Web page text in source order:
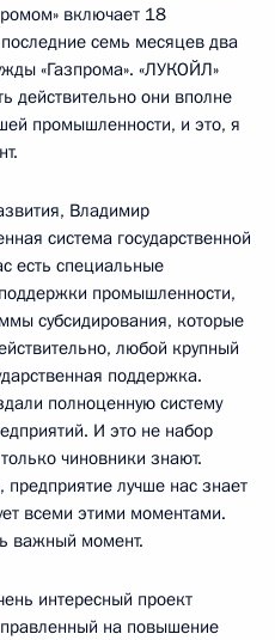
включает 18
семь месяцев два
«Газпрома». «ЛУКОЙЛ»
действительно они вполне
промышленности, и это, я
Владимир
система государственной
есть специальные
промышленности,
субсидирования, которые
любой крупный
поддержка.
полноценную систему
И это не набор
чиновники знают.
лучше нас знает
всеми этими моментами.
важный момент.
интересный проект
на повышение